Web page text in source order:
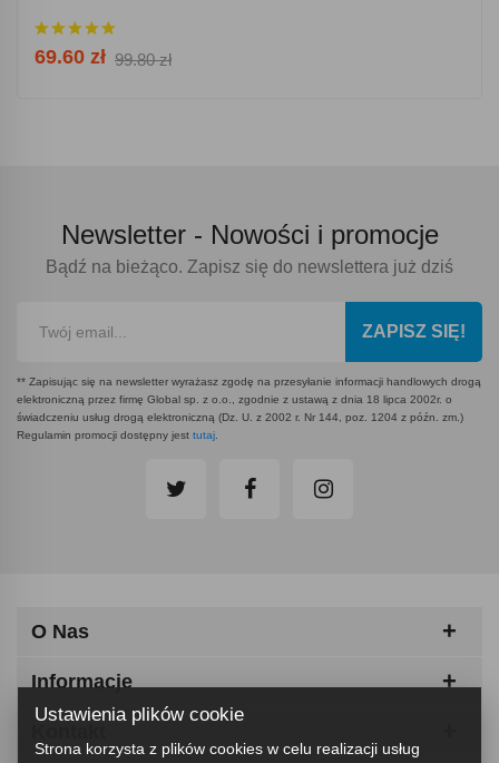
69.60 zł 99.80 zł
Newsletter - Nowości i promocje
Bądź na bieżąco. Zapisz się do newslettera już dziś
ZAPISZ SIĘ!
** Zapisując się na newsletter wyrażasz zgodę na przesyłanie informacji handlowych drogą
elektroniczną przez firmę Global sp. z o.o., zgodnie z ustawą z dnia 18 lipca 2002r. o
świadczeniu usług drogą elektroniczną (Dz. U. z 2002 r. Nr 144, poz. 1204 z późn. zm.)
Regulamin promocji dostępny jest tutaj
O Nas
Informacje
Ustawienia plików cookie
Strona korzysta z plików cookies w celu realizacji usług